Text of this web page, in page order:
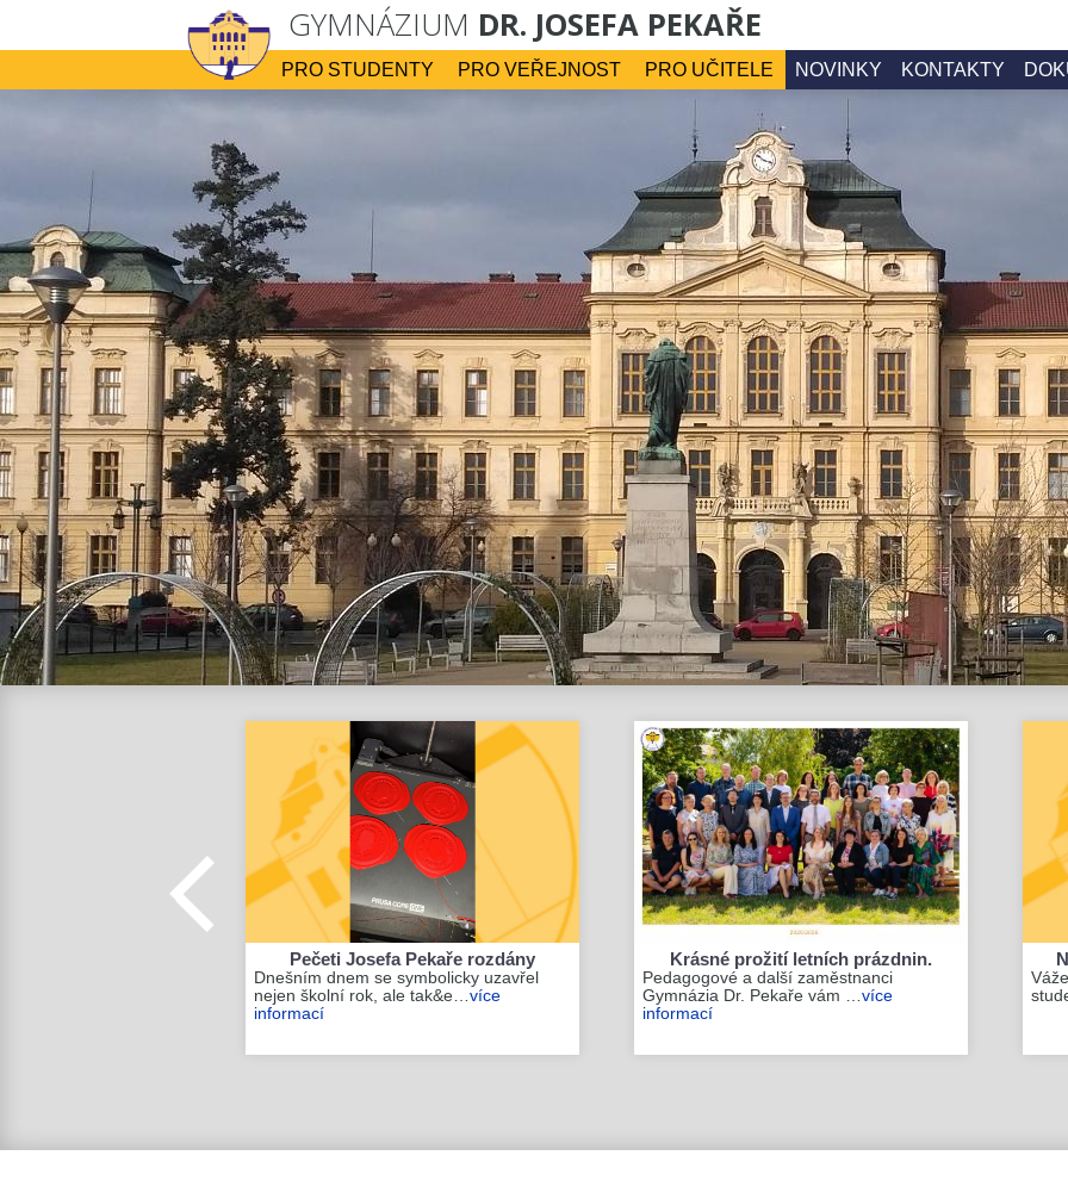
GYMNÁZIUM DR. JOSEFA PEKAŘE
PRO UČITELE
PRO VEŘEJNOST
PRO STUDENTY NOVINKY KONTAKTY
Pečeti Josefa Pekaře rozdány
Dnešním dnem se symbolicky uzavřel
nejen školní rok, ale tak&e…více
informací
Krásné prožití letních prázdnin.
Pedagogové a další zaměstnanci
Gymnázia Dr. Pekaře vám …více
informací